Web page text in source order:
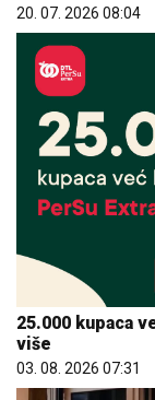
20. 07. 2026 08:04
25.000 kupaca
više
03. 08. 2026 07:31